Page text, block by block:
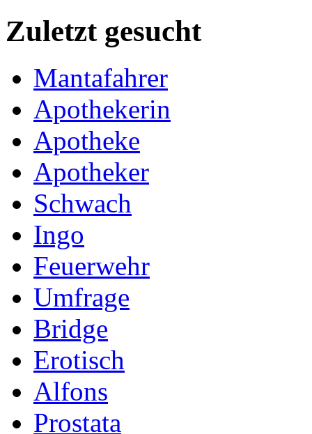
Zuletzt gesucht
Mantafahrer
Apothekerin
Apotheke
Apotheker
Schwach
Ingo
Feuerwehr
Umfrage
Bridge
Erotisch
Alfons
Prostata